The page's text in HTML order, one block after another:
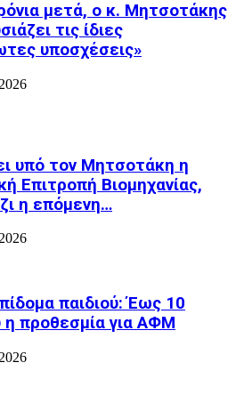
μετά, ο κ. Μητσοτάκης
τις ίδιες
υποσχέσεις»
υπό τον Μητσοτάκη η
Επιτροπή Βιομηχανίας,
η επόμενη…
παιδιού: Έως 10
η προθεσμία για ΑΦΜ